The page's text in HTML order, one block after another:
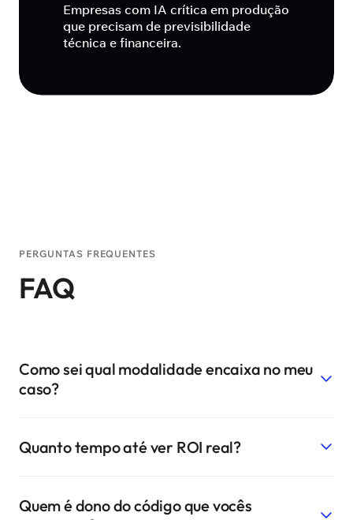
Empresas com IA crítica em produção
que precisam de previsibilidade
técnica e financeira.
PERGUNTAS FREQUENTES
FAQ
Como sei qual modalidade encaixa no meu
caso?
gratuito de 60 minutos. Saímos da conversa com
Projeto Customizado quando exige construção do
Quanto tempo até ver ROI real?
resultado em 4–8 semanas, contadas do início do
Quem é dono do código que vocês